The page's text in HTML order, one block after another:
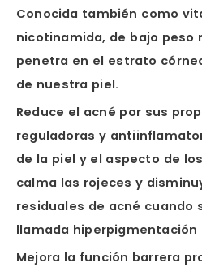
Conocida también como
nicotinamida, de bajo peso
penetra en el estrato
de nuestra piel.
Reduce el acné por sus
reguladoras y
de la piel y el aspecto de
calma las rojeces y
residuales de acné cuando
llamada
Mejora la función barrera